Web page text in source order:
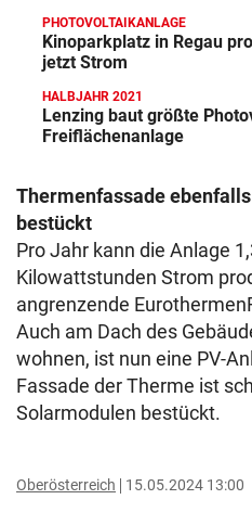
PHOTOVOLTAIKANLAGE
Kinoparkplatz in Regau
jetzt Strom
HALBJAHR 2021
Lenzing baut größte
Freiflächenanlage
Thermenfassade
bestückt
Pro Jahr kann die Anlage
Kilowattstunden Strom
angrenzende
Auch am Dach des
wohnen, ist nun eine PV-
Fassade der Therme ist
Solarmodulen bestückt.
Oberösterreich 15.05.2024 13:00